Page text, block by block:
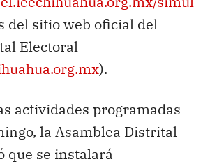
del sitio web oficial del
Electoral
).
actividades programadas
la Asamblea Distrital
que se instalará